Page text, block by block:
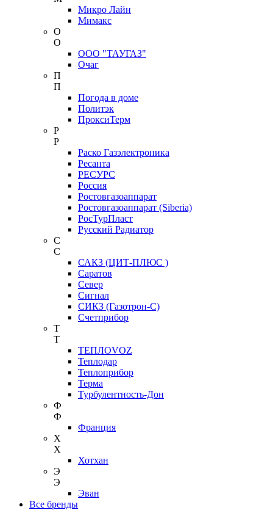
Микро Лайн
Мимакс
О
О
ООО "ТАУГАЗ"
Очаг
П
П
Погода в доме
Политэк
ПроксиТерм
Р
Р
Раско Газэлектроника
Ресанта
РЕСУРС
Россия
Ростовгазоаппарат
Ростовгазоаппарат (Siberia)
РосТурПласт
Русский Радиатор
С
С
САКЗ (ЦИТ-ПЛЮС )
Саратов
Север
Сигнал
СИКЗ (Газотрон-С)
Счетприбор
Т
Т
ТЕПЛОVOZ
Теплодар
Теплоприбор
Терма
Турбулентность-Дон
Ф
Ф
Франция
Х
Х
Хотхан
Э
Э
Эван
Все бренды